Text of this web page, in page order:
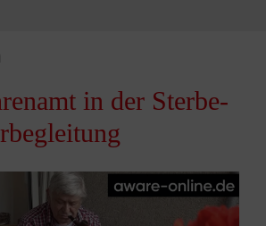
in der Sterbe-